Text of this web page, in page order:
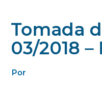
Tomada
03/2018 –
Por